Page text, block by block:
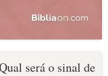
será o sinal de